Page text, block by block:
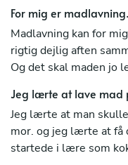
For mig er
Madlavning kan for
rigtig dejlig aften
Og det skal maden jo
Jeg lærte at lave mad
Jeg lærte at man
mor. og jeg lærte at få
startede i lære som